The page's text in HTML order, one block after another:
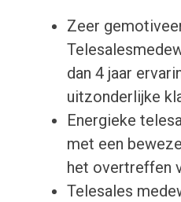
Zeer
dan 4 jaar
uitzonderlijke
Energieke
met een
het overtreffen
Telesales